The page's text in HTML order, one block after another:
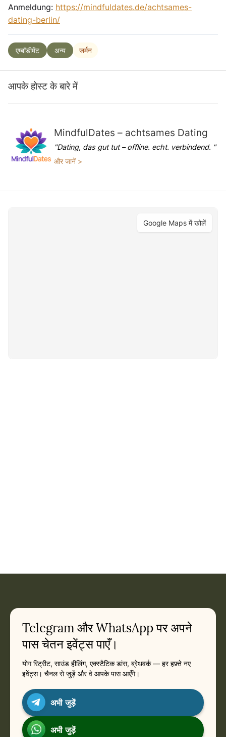
Anmeldung: https://mindfuldates.de/achtsames-
dating-berlin/
एम्बॉडीमेंट अन्य जर्मन
आपके होस्ट के बारे में
MindfulDates – achtsames Dating
"Dating, das gut tut – offline. echt. verbindend. "
और जानें >
Google Maps में खोलें
Telegram और WhatsApp पर अपने
पास चेतन इवेंट्स पाएँ।
योग रिट्रीट, साउंड हीलिंग, एक्स्टैटिक डांस, ब्रेथवर्क — हर हफ़्ते नए
इवेंट्स। चैनल से जुड़ें और वे आपके पास आएँगे।
अभी जुड़ें
अभी जुड़ें